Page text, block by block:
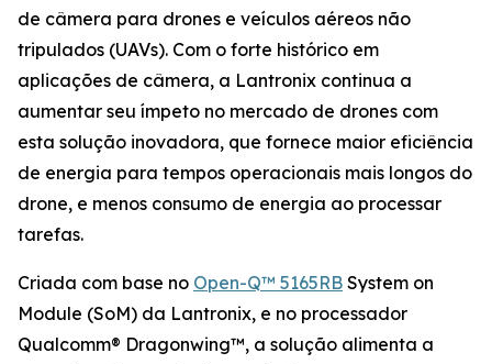
de câmera para drones e veículos aéreos não
tripulados (UAVs). Com o forte histórico em
aplicações de câmera, a Lantronix continua a
aumentar seu ímpeto no mercado de drones com
esta solução inovadora, que fornece maior eficiência
de energia para tempos operacionais mais longos do
drone, e menos consumo de energia ao processar
tarefas.
Criada com base no Open-Q™ 5165RB System on
Module (SoM) da Lantronix, e no processador
Qualcomm® Dragonwing™, a solução alimenta a